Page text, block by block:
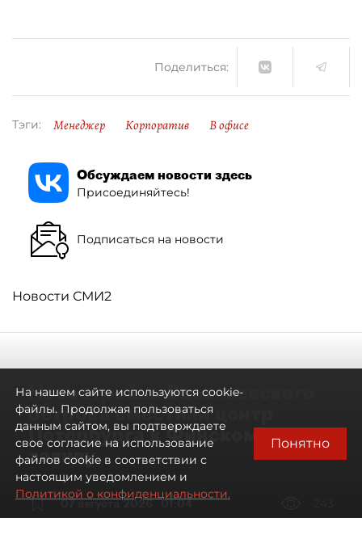
Поделиться:
Тэги: Менеджер Корпоратив В офисе
Обсуждаем новости здесь
Присоединяйтесь!
Подписаться на новости
Новости СМИ2
Новостройки Васильевского
острова сместили центр
Петербурга к Финскому
заливу
07 августа 2026 01:04
На нашем сайте используются cookie-
файлы. Продолжая пользоваться
данным сайтом, вы подтверждаете
свое согласие на использование
файлов cookie в соответствии с
настоящим уведомлением и
Политикой о конфиденциальности.
Понятно